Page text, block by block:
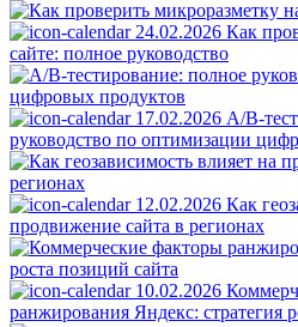
24.02.2026 Как
сайте: полное руководство
17.02.2026 A/B-
руководство по оптимизации
12.02.2026 Как
продвижение сайта в регионах
10.02.2026
ранжирования Яндекс: стратегия